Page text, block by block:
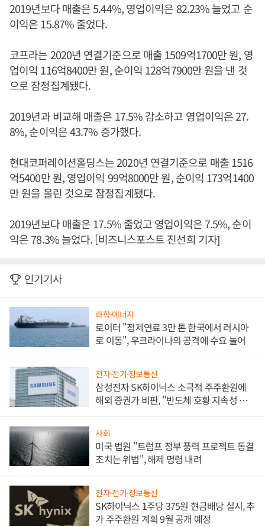
2019년보다 매출은 5.44%, 영업이익은 82.23% 늘었고 순
이익은 15.87% 줄었다.
코프라는 2020년 연결기준으로 매출 1509억1700만 원, 영
업이익 116억8400만 원, 순이익 128억7900만 원을 낸 것
으로 잠정집계됐다.
2019년과 비교해 매출은 17.5% 감소하고 영업이익은 27.
8%, 순이익은 43.7% 증가했다.
현대코퍼레이션홀딩스는 2020년 연결기준으로 매출 1516
억5400만 원, 영업이익 99억8000만 원, 순이익 173억1400
만 원을 올린 것으로 잠정집계됐다.
2019년보다 매출은 17.5% 줄었고 영업이익은 7.5%, 순이
익은 78.3% 늘었다. [비즈니스포스트 진선희 기자]
인기기사
화학·에너지
로이터 "정제연료 3만 톤 한국에서 러시아
로 이동", 우크라이나의 공격에 수요 늘어
전자·전기·정보통신
삼성전자 SK하이닉스 소극적 주주환원에
해외 증권가 비판, "반도체 호황 지속성 의
사회
미국 법원 "트럼프 정부 풍력 프로젝트 동결
조치는 위법", 해제 명령 내려
전자·전기·정보통신
SK하이닉스 1주당 375원 현금배당 실시, 추
가 주주환원 계획 9월 공개 예정